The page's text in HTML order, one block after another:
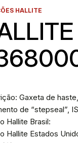
HALLITE
Gaxeta de
de “stepseal”,
Hallite Brasil:
Hallite Estados